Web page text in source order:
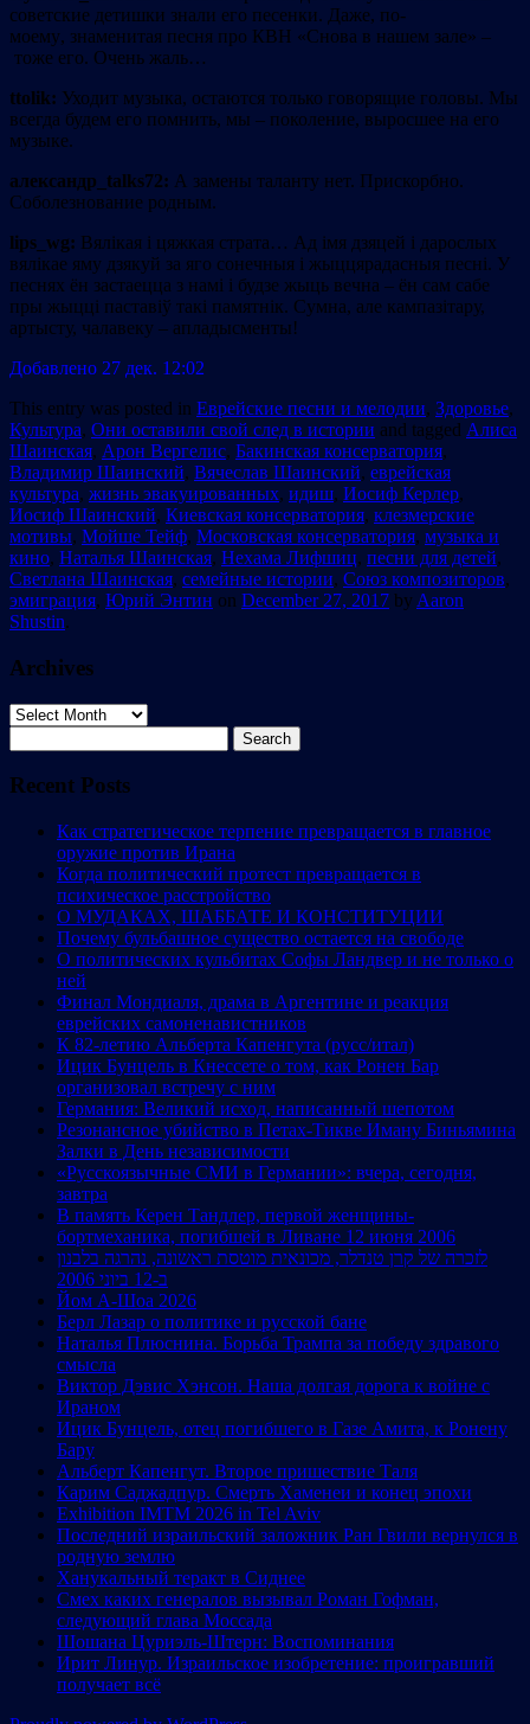
советские детишки знали его песенки. Даже, по-
моему, знаменитая песня про КВН «Снова в нашем зале» –
тоже его. Очень жаль…
ttolik: Уходит музыка, остаются только говорящие головы. Мы
всегда будем его помнить, мы – поколение, выросшее на его
музыке.
aлександр_ talks72: А замены таланту нет. Прискорбно.
Соболезнование родным.
lips wg: Вялiкая i цяжкая страта… Ад iмя дзяцей i дарослых
вялiкае яму дзякуй за яго сонечныя i жыццярадасныя песнi. У
песнях ён застаецца з намi i будзе жыць вечна – ён сам сабе
пры жыццi паставiў такi памятнiк. Сумна, але кампазiтару,
артысту, чалавеку – апладысменты!
Добавлено 27 дек. 12:02
This entry was posted in Еврейские песни и мелодии, Здоровье,
Культура, Они оставили свой след в истории and tagged Алиса
Шаинская, Арон Вергелис, Бакинская консерватория,
Владимир Шаинский, Вячеслав Шаинский, еврейская
культура, жизнь эвакуированных, идиш, Иосиф Керлер,
Иосиф Шаинский, Киевская консерватория, клезмерские
мотивы, Мойше Тейф, Московская консерватория, музыка и
кино, Наталья Шаинская, Нехама Лифшиц, песни для детей,
Светлана Шаинская, семейные истории, Союз композиторов,
эмиграция, Юрий Энтин on December 27, 2017 by Aaron
Shustin.
Archives
Archives
for:
Recent Posts
Как стратегическое терпение превращается в главное
оружие против Ирана
Когда политический протест превращается в
психическое расстройство
О МУДАКАХ, ШАББАТЕ И КОНСТИТУЦИИ
Почему бульбашное существо остается на свободе
О политических кульбитах Софы Ландвер и не только о
ней
Финал Мондиаля, драма в Аргентине и реакция
еврейских самоненавистников
К 82-летию Альберта Капенгута (русс/итал)
Ицик Бунцель в Кнессете о том, как Ронен Бар
организовал встречу с ним
Германия: Великий исход, написанный шепотом
Резонансное убийство в Петах-Тикве Иману Биньямина
Залки в День независимости
«Русскоязычные СМИ в Германии»: вчера, сегодня,
завтра
В память Керен Тандлер, первой женщины-
бортмеханика, погибшей в Ливане 12 июня 2006
לזכרה של קרן טנדלר, מכונאית מוטסת ראשונה, נהרגה בלבנון
ב-12 ביוני 2006
Йом А-Шоа 2026
Берл Лазар о политике и русской бане
Наталья Плюснина. Борьба Трампа за победу здравого
смысла
Виктор Дэвис Хэнсон. Наша долгая дорога к войне с
Ираном
Ицик Бунцель, отец погибшего в Газе Амита, к Ронену
Бару
Альберт Капенгут. Второе пришествие Таля
Карим Саджадпур. Смерть Хаменеи и конец эпохи
Exhibition IMTM 2026 in Tel Aviv
Последний израильский заложник Ран Гвили вернулся в
родную землю
Ханукальный теракт в Сиднее
Смех каких генералов вызывал Роман Гофман,
следующий глава Моссада
Шошана Цуриэль-Штерн: Воспоминания
Ирит Линур. Израильское изобретение: проигравший
получает всё